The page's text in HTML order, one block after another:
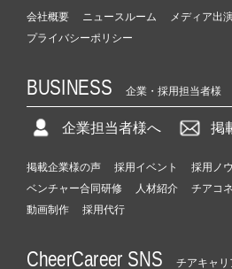
サ
ア
キ
ャ
ア
（C
r
会社概要 ニュースルーム
メディア出
プライバシーポリシー
BUSINESS 企業・採用担当者様
企業担当者様へ 掲
掲載企業様の声 採用イベント 採用ノ
ベンチャー合同研修
人材紹介 チアコ
動画制作
採用代行
CheerCareer SNS チアキャ